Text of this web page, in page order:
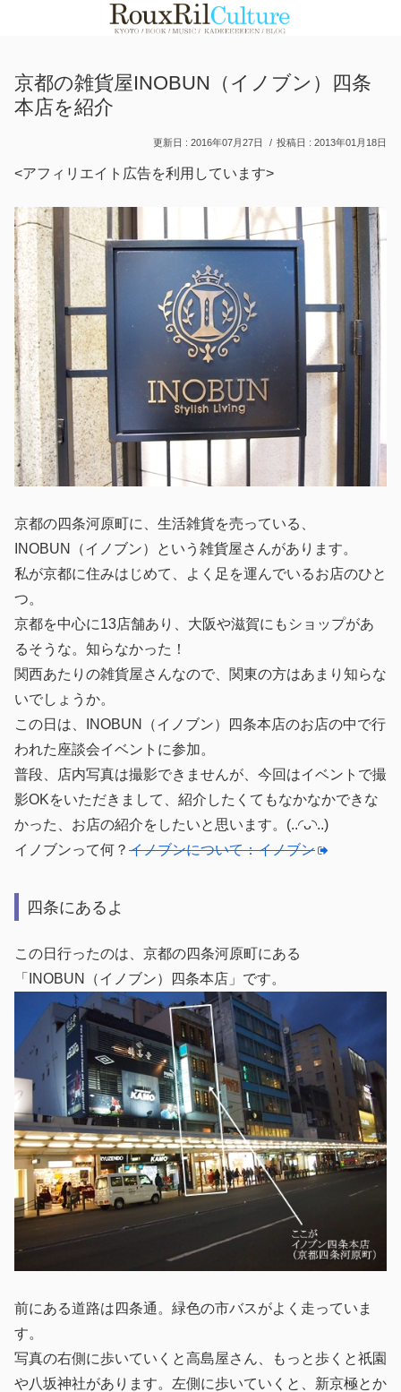
京都の雑貨屋INOBUN（イノブン）四条
本店を紹介
2016年07月27日 2013年01月18日
<アフィリエイト広告を利用しています>
京都の四条河原町に、生活雑貨を売っている、
INOBUN（イノブン）という雑貨屋さんがあります。
私が京都に住みはじめて、よく足を運んでいるお店のひと
つ。
京都を中心に13店舗あり、大阪や滋賀にもショップがあ
るそうな。知らなかった！
関西あたりの雑貨屋さんなので、関東の方はあまり知らな
いでしょうか。
この日は、INOBUN（イノブン）四条本店のお店の中で行
われた座談会イベントに参加。
普段、店内写真は撮影できませんが、今回はイベントで撮
影OKをいただきまして、紹介したくてもなかなかできな
かった、お店の紹介をしたいと思います。(..◜ᴗ◝..)
イノブンって何？ イノブンについて：イノブン
四条にあるよ
この日行ったのは、京都の四条河原町にある
「INOBUN（イノブン）四条本店」です。
前にある道路は四条通。緑色の市バスがよく走っていま
す。
写真の右側に歩いていくと高島屋さん、もっと歩くと祇園
や八坂神社があります。左側に歩いていくと、新京極とか